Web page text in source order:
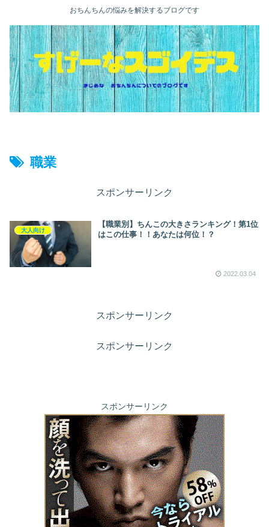
おちんちんの悩みを解決するブログです
職業
スポンサーリンク
大人向け
【職業別】ちんこの大きさランキング！第1位
はこの仕事！！あなたは何位！？
2022.03.04
スポンサーリンク
スポンサーリンク
スポンサーリンク